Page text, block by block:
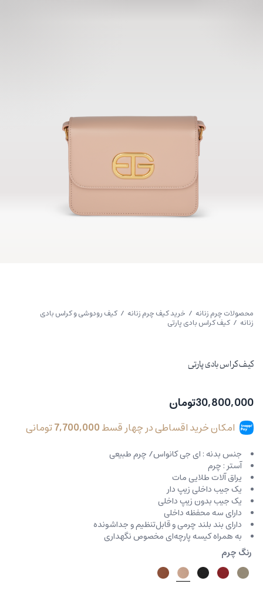
محصولات چرم زنانه / خرید کیف چرم زنانه / کیف رودوشی و کراس بادی
زنانه / کیف کراس بادی پارتی
کیف کراس بادی پارتی
30,800,000تومان
امکان خرید اقساطی در چهار قسط7,700,000تومانی
جنس بدنه : ای جی کانواس/ چرم طبیعی
آستر : چرم
یراق آلات طلایی مات
یک جیب داخلی زیپ دار
یک جیب بدون زیپ داخلی
دارای سه محفظه داخلی
دارای بند بلند چرمی و قابل‌تنظیم و جداشونده
به همراه کیسه پارچه‌ای مخصوص نگهداری
رنگ چرم